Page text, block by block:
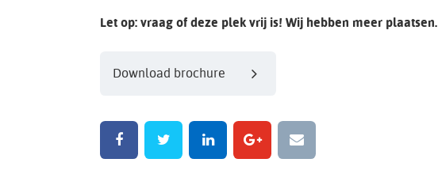
Let op: vraag of deze plek vrij is! Wij hebben meer plaatsen.
Download brochure